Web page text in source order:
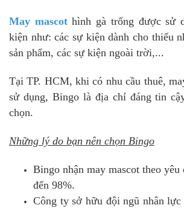
May mascothình gà trống được sử
kiện như: các sự kiện dành cho thiếu
sản phẩm, các sự kiện ngoài trời,...
Tại TP. HCM, khi có nhu cầu thuê,
sử dụng, Bingo là địa chỉ đáng tin
chọn.
Những lý do bạn nên chọn Bingo
Bingo nhận may mascot theo
đến 98%.
Công ty sở hữu đội ngũ nhân